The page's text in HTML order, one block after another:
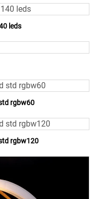
leds
rgbw60
rgbw120